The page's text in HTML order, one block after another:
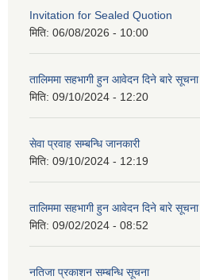
Invitation for Sealed Quotion
मिति: 06/08/2026 - 10:00
तालिममा सहभागी हुन आवेदन दिने बारे सूचना
मिति: 09/10/2024 - 12:20
सेवा प्रवाह सम्बन्धि जानकारी
मिति: 09/10/2024 - 12:19
तालिममा सहभागी हुन आवेदन दिने बारे सूचना
मिति: 09/02/2024 - 08:52
नतिजा प्रकाशन सम्बन्धि सूचना